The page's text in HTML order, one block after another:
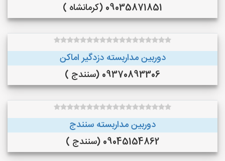
09035871851 (کرمانشاه )
دوربین مداربسته دزدگیر اماکن
09370893306 (سنندج )
دوربین مداربسته سنندج
09045154862 (سنندج )